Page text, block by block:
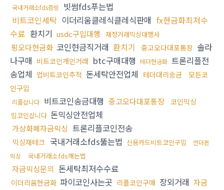
국내거래소fds증빙
빗썸fds푸는법
비트코인세탁 이더리움클레식클레식판매 fx현금화최저수
수료 환치기 usdc구입대행 재정거래믹싱대행사
핑오다현금화 코인현금직거래 환치기 중고오다대포통장 솔라
나구매 비트코인개인거래 btc구매대행 테더현금화 트론리플전
송업체 업비트코인추적 돈세탁안전업체 테더대리송금
모든코
인구입
리플삽니다 비트코인송금대행 중고오다대포통장 코인믹싱
밈코인삽니다 돈믹싱안전업체
가상화폐자금믹싱 트론리플코인전송
믹싱재테크 국내거래소fds뚫는법 신용카드비트코인구입
언더돈
믹싱
국내거래소fds깨는법
자금믹싱문의 돈세탁최저수수료
이더리움현금화 파이코인사는곳 리플코인구매 장외거래 자금